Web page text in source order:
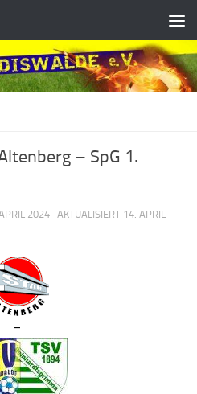
– SpG 1.
2024 · AKTUALISIERT 14. APRIL
–